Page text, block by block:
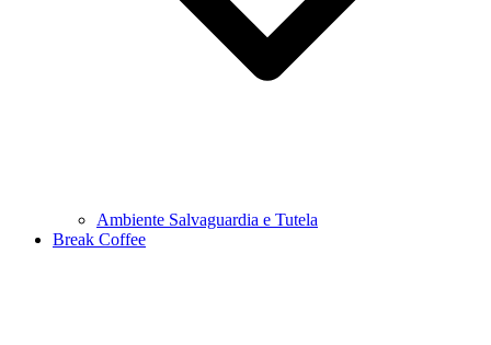
Ambiente Salvaguardia e Tutela
Break Coffee